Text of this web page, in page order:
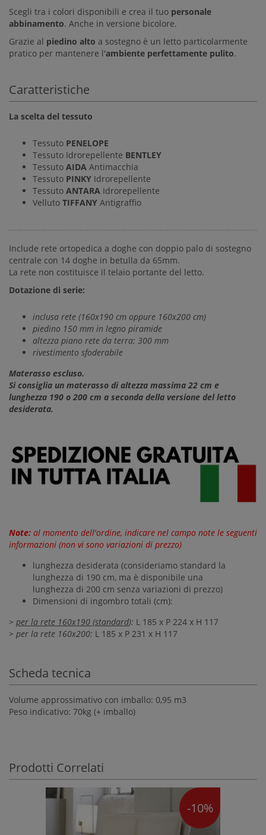
Scegli tra i colori disponibili e crea il tuo personale
abbinamento. Anche in versione bicolore.
Grazie al piedino alto a sostegno è un letto particolarmente
pratico per mantenere l'ambiente perfettamente pulito.
Caratteristiche
La scelta del tessuto
Tessuto PENELOPE
Tessuto Idrorepellente BENTLEY
Tessuto AIDA Antimacchia
Tessuto PINKY Idrorepellente
Tessuto ANTARA Idrorepellente
Velluto TIFFANY Antigraffio
Include rete ortopedica a doghe con doppio palo di sostegno
centrale con 14 doghe in betulla da 65mm.
La rete non costituisce il telaio portante del letto.
Dotazione di serie:
inclusa rete (160x190 cm oppure 160x200 cm)
piedino 150 mm in legno piramide
altezza piano rete da terra: 300 mm
rivestimento sfoderabile
Materasso escluso.
Si consiglia un materasso di altezza massima 22 cm e
lunghezza 190 o 200 cm a seconda della versione del letto
desiderata.
Note: al momento dell'ordine, indicare nel campo note le seguenti
informazioni (non vi sono variazioni di prezzo)
lunghezza desiderata (consideriamo standard la
lunghezza di 190 cm, ma è disponibile una
lunghezza di 200 cm senza variazioni di prezzo)
Dimensioni di ingombro totali (cm):
> per la rete 160x190 (standard): L 185 x P 224 x H 117
> per la rete 160x200: L 185 x P 231 x H 117
Scheda tecnica
Volume approssimativo con imballo: 0,95 m3
Peso indicativo: 70kg (+ imballo)
Prodotti Correlati
-10%